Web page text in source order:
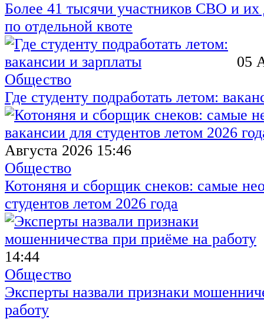
Более 41 тысячи участников СВО и их
по отдельной квоте
05
Общество
Где студенту подработать летом:
Августа 2026 15:46
Общество
Котоняня и сборщик снеков: самые
студентов летом 2026 года
14:44
Общество
Эксперты назвали признаки
работу